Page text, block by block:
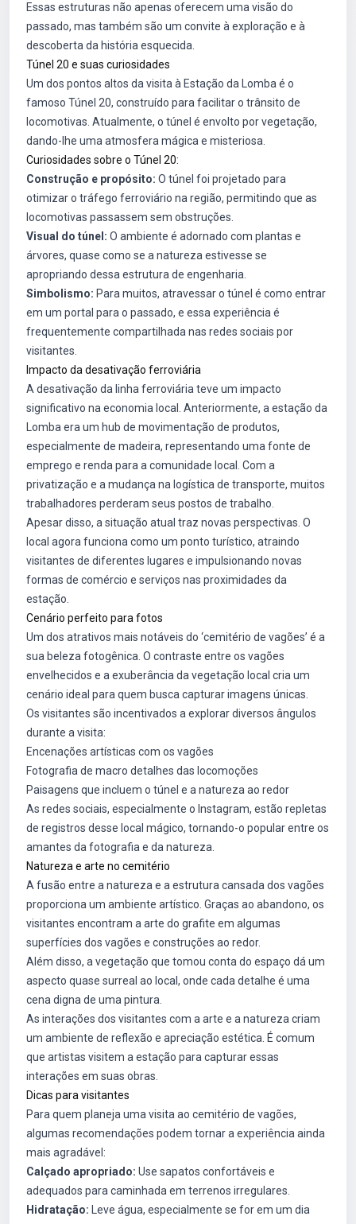
Essas estruturas não apenas oferecem uma visão do
passado, mas também são um convite à exploração e à
descoberta da história esquecida.
Túnel 20 e suas curiosidades
Um dos pontos altos da visita à Estação da Lomba é o
famoso Túnel 20, construído para facilitar o trânsito de
locomotivas. Atualmente, o túnel é envolto por vegetação,
dando-lhe uma atmosfera mágica e misteriosa.
Curiosidades sobre o Túnel 20:
Construção e propósito: O túnel foi projetado para
otimizar o tráfego ferroviário na região, permitindo que as
locomotivas passassem sem obstruções.
Visual do túnel: O ambiente é adornado com plantas e
árvores, quase como se a natureza estivesse se
apropriando dessa estrutura de engenharia.
Simbolismo: Para muitos, atravessar o túnel é como entrar
em um portal para o passado, e essa experiência é
frequentemente compartilhada nas redes sociais por
visitantes.
Impacto da desativação ferroviária
A desativação da linha ferroviária teve um impacto
significativo na economia local. Anteriormente, a estação da
Lomba era um hub de movimentação de produtos,
especialmente de madeira, representando uma fonte de
emprego e renda para a comunidade local. Com a
privatização e a mudança na logística de transporte, muitos
trabalhadores perderam seus postos de trabalho.
Apesar disso, a situação atual traz novas perspectivas. O
local agora funciona como um ponto turístico, atraindo
visitantes de diferentes lugares e impulsionando novas
formas de comércio e serviços nas proximidades da
estação.
Cenário perfeito para fotos
Um dos atrativos mais notáveis do ‘cemitério de vagões’ é a
sua beleza fotogênica. O contraste entre os vagões
envelhecidos e a exuberância da vegetação local cria um
cenário ideal para quem busca capturar imagens únicas.
Os visitantes são incentivados a explorar diversos ângulos
durante a visita:
Encenações artísticas com os vagões
Fotografia de macro detalhes das locomoções
Paisagens que incluem o túnel e a natureza ao redor
As redes sociais, especialmente o Instagram, estão repletas
de registros desse local mágico, tornando-o popular entre os
amantes da fotografia e da natureza.
Natureza e arte no cemitério
A fusão entre a natureza e a estrutura cansada dos vagões
proporciona um ambiente artístico. Graças ao abandono, os
visitantes encontram a arte do grafite em algumas
superfícies dos vagões e construções ao redor.
Além disso, a vegetação que tomou conta do espaço dá um
aspecto quase surreal ao local, onde cada detalhe é uma
cena digna de uma pintura.
As interações dos visitantes com a arte e a natureza criam
um ambiente de reflexão e apreciação estética. É comum
que artistas visitem a estação para capturar essas
interações em suas obras.
Dicas para visitantes
Para quem planeja uma visita ao cemitério de vagões,
algumas recomendações podem tornar a experiência ainda
mais agradável:
Calçado apropriado: Use sapatos confortáveis e
adequados para caminhada em terrenos irregulares.
Hidratação: Leve água, especialmente se for em um dia